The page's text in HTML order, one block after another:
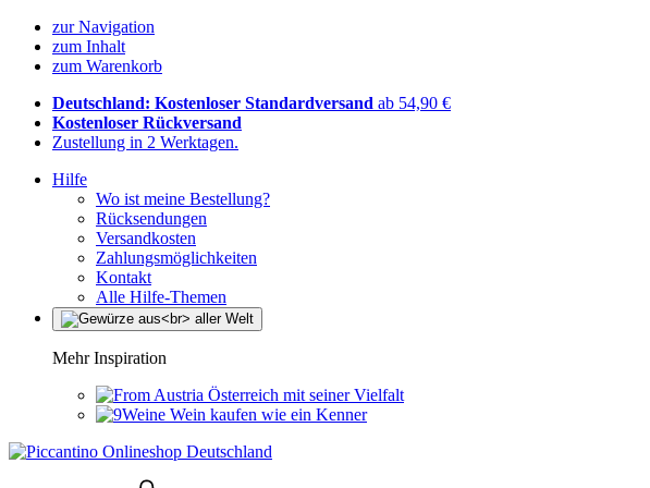
zur Navigation
zum Inhalt
zum Warenkorb
Deutschland: Kostenloser Standardversand ab 54,90 €
Kostenloser Rückversand
Zustellung in 2 Werktagen.
Hilfe
Wo ist meine Bestellung?
Rücksendungen
Versandkosten
Zahlungsmöglichkeiten
Kontakt
Alle Hilfe-Themen
Mehr Inspiration
Österreich mit seiner Vielfalt
Wein kaufen wie ein Kenner